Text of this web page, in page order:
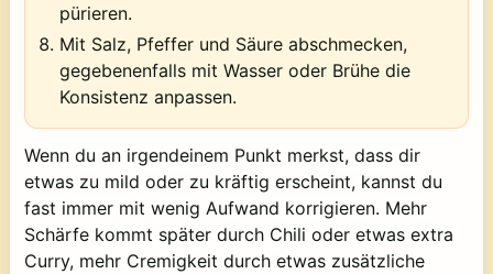
pürieren.
Mit Salz, Pfeffer und Säure abschmecken,
gegebenenfalls mit Wasser oder Brühe die
Konsistenz anpassen.
Wenn du an irgendeinem Punkt merkst, dass dir
etwas zu mild oder zu kräftig erscheint, kannst du
fast immer mit wenig Aufwand korrigieren. Mehr
Schärfe kommt später durch Chili oder etwas extra
Curry, mehr Cremigkeit durch etwas zusätzliche